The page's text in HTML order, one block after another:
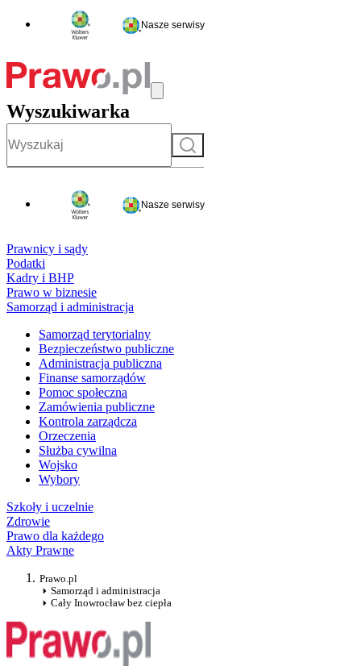
Nasze serwisy
Wyszukiwarka
Szukaj
Nasze serwisy
Prawnicy i sądy
Podatki
Kadry i BHP
Prawo w biznesie
Samorząd i administracja
Samorząd terytorialny
Bezpieczeństwo publiczne
Administracja publiczna
Finanse samorządów
Pomoc społeczna
Zamówienia publiczne
Kontrola zarządcza
Orzeczenia
Służba cywilna
Wojsko
Wybory
Szkoły i uczelnie
Zdrowie
Prawo dla każdego
Akty Prawne
Prawo.pl
Samorząd i administracja
Cały Inowrocław bez ciepła